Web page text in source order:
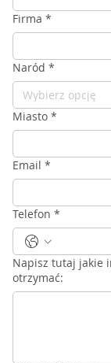
Firma *
Naród *
Miasto *
Email *
Telefon *
Napisz tutaj jakie
otrzymać: